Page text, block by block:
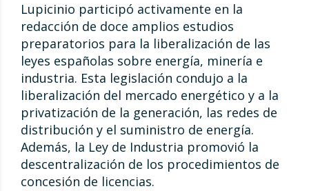
Lupicinio participó activamente en la
redacción de doce amplios estudios
preparatorios para la liberalización de las
leyes españolas sobre energía, minería e
industria. Esta legislación condujo a la
liberalización del mercado energético y a la
privatización de la generación, las redes de
distribución y el suministro de energía.
Además, la Ley de Industria promovió la
descentralización de los procedimientos de
concesión de licencias.